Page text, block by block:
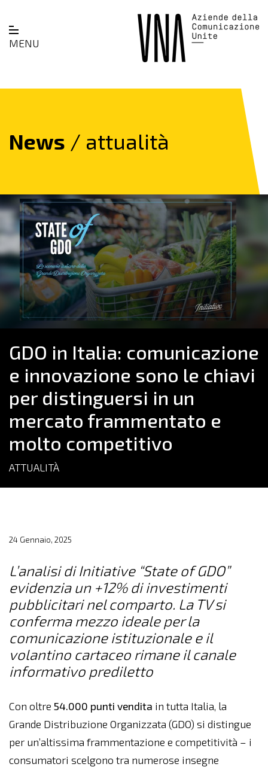
MENU
News / attualità
GDO in Italia: comunicazione
e innovazione sono le chiavi
per distinguersi in un
mercato frammentato e
molto competitivo
ATTUALITÀ
24 Gennaio, 2025
L’analisi di Initiative “State of GDO”
evidenzia un +12% di investimenti
pubblicitari nel comparto. La TV si
conferma mezzo ideale per la
comunicazione istituzionale e il
volantino cartaceo rimane il canale
informativo prediletto
Con oltre 54.000 punti vendita in tutta Italia, la
Grande Distribuzione Organizzata (GDO) si distingue
per un’altissima frammentazione e competitività – i
consumatori scelgono tra numerose insegne